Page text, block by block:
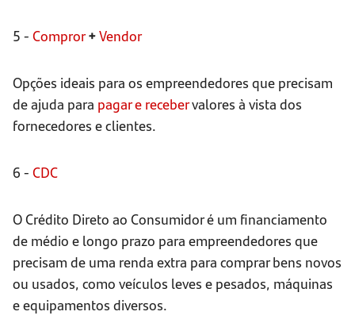
5 - Compror +Vendor
Opções ideais para os empreendedores que precisam
de ajuda para pagar e recebervalores à vista dos
fornecedores e clientes.
6 - CDC
O Crédito Direto ao Consumidor é um financiamento
de médio e longo prazo para empreendedores que
precisam de uma renda extra para comprar bens novos
ou usados, como veículos leves e pesados, máquinas
e equipamentos diversos.